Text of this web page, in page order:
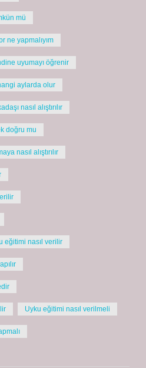
mü
ne yapmalıyım
uyumayı öğrenir
aylarda olur
nasıl alıştırılır
doğru mu
nasıl alıştırılır
eğitimi nasıl verilir
Uyku eğitimi nasıl verilmeli